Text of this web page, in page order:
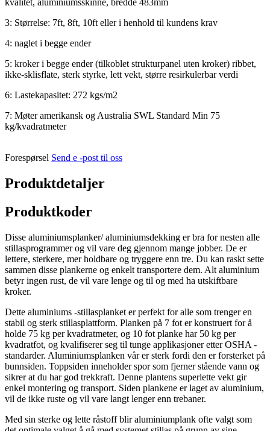
kvalitet, aluminiumsskinne, bredde 483mm
3: Størrelse: 7ft, 8ft, 10ft eller i henhold til kundens krav
4: naglet i begge ender
5: kroker i begge ender (tilkoblet strukturpanel uten kroker) ribbet,
ikke-sklisflate, sterk styrke, lett vekt, større resirkulerbar verdi
6: Lastekapasitet: 272 kgs/m2
7: Møter amerikansk og Australia SWL Standard Min 75
kg/kvadratmeter
Forespørsel Send e -post til oss
Produktdetaljer
Produktkoder
Disse aluminiumsplanker/ aluminiumsdekking er bra for nesten alle
stillasprogrammer og vil vare deg gjennom mange jobber. De er
lettere, sterkere, mer holdbare og tryggere enn tre. Du kan raskt sette
sammen disse plankerne og enkelt transportere dem. Alt aluminium
betyr ingen rust, de vil vare lenge og til og med ha utskiftbare
kroker.
Dette aluminiums -stillasplanket er perfekt for alle som trenger en
stabil og sterk stillasplattform. Planken på 7 fot er konstruert for å
holde 75 kg per kvadratmeter, og 10 fot planke har 50 kg per
kvadratfot, og kvalifiserer seg til tunge applikasjoner etter OSHA -
standarder. Aluminiumsplanken vår er sterk fordi den er forsterket på
bunnsiden. Toppsiden inneholder spor som fjerner stående vann og
sikrer at du har god trekkraft. Denne plantens superlette vekt gir
enkel montering og transport. Siden plankene er laget av aluminium,
vil de ikke ruste og vil vare langt lenger enn trebaner.
Med sin sterke og lette råstoff blir aluminiumplank ofte valgt som